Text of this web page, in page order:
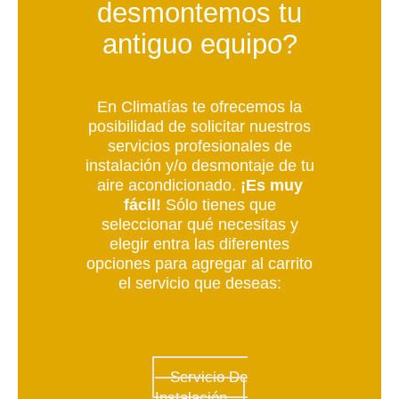
desmontemos tu
antiguo equipo?
En Climatías te ofrecemos la
posibilidad de solicitar nuestros
servicios profesionales de
instalación y/o desmontaje de tu
aire acondicionado. ¡Es muy
fácil! Sólo tienes que
seleccionar qué necesitas y
elegir entra las diferentes
opciones para agregar al carrito
el servicio que deseas:
Servicio De